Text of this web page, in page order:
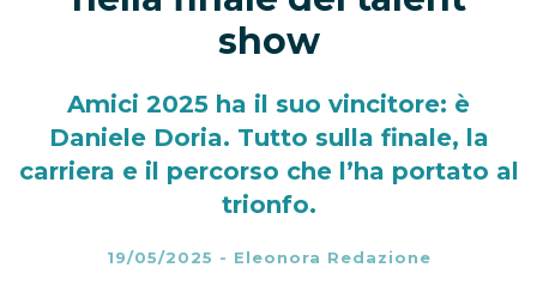
show
Amici 2025 ha il suo vincitore: è
Daniele Doria. Tutto sulla finale, la
carriera e il percorso che l’ha portato al
trionfo.
19/05/2025 - Eleonora Redazione